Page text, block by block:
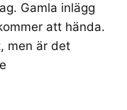
Gamla inlägg
att hända.
men är det